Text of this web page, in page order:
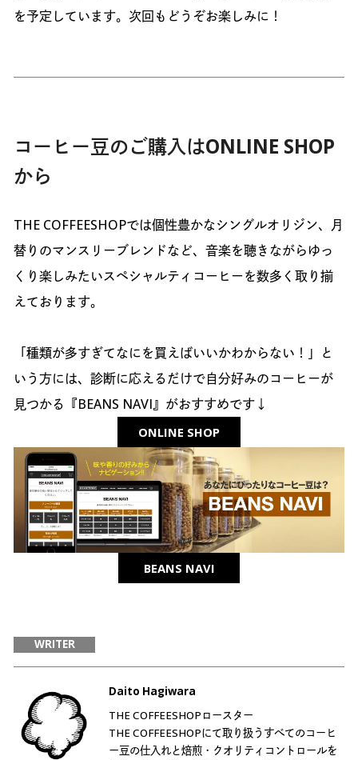
を予定しています。次回もどうぞお楽しみに！
コーヒー豆のご購入はONLINE SHOP
から
THE COFFEESHOPでは個性豊かなシングルオリジン、月
替りのマンスリーブレンドなど、音楽を聴きながらゆっ
くり楽しみたいスペシャルティコーヒーを数多く取り揃
えております。
「種類が多すぎてなにを買えばいいかわからない！」と
いう方には、診断に応えるだけで自分好みのコーヒーが
見つかる『BEANS NAVI』がおすすめです↓
ONLINE SHOP
BEANS NAVI
WRITER
Daito Hagiwara
THE COFFEESHOPロースター
THE COFFEESHOPにて取り扱うすべてのコーヒ
ー豆の仕入れと焙煎・クオリティコントロールを